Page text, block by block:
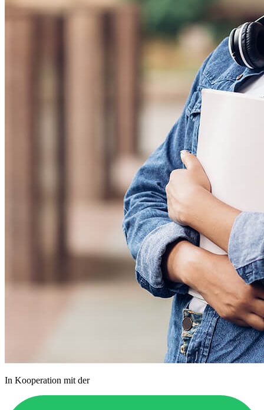
In Kooperation mit der